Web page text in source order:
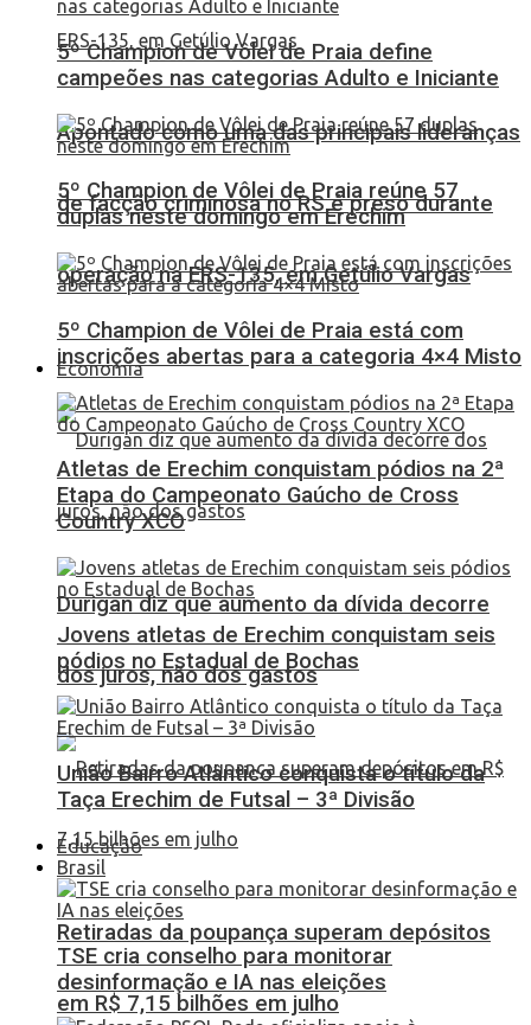
Apontado como uma das principais lideranças
de facção criminosa no RS é preso durante
operação na ERS-135, em Getúlio Vargas
Economia
Durigan diz que aumento da dívida decorre
dos juros, não dos gastos
Retiradas da poupança superam depósitos
em R$ 7,15 bilhões em julho
5º Champion de Vôlei de Praia define
campeões nas categorias Adulto e Iniciante
5º Champion de Vôlei de Praia reúne 57
duplas neste domingo em Erechim
5º Champion de Vôlei de Praia está com
inscrições abertas para a categoria 4×4 Misto
Atletas de Erechim conquistam pódios na 2ª
Etapa do Campeonato Gaúcho de Cross
Country XCO
Jovens atletas de Erechim conquistam seis
pódios no Estadual de Bochas
União Bairro Atlântico conquista o título da
Taça Erechim de Futsal – 3ª Divisão
Educação
Brasil
TSE cria conselho para monitorar
desinformação e IA nas eleições